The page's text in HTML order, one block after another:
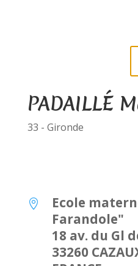
PADAILLÉ
33 - Gironde

Ecole
Farandole"
18 av. du Gl
33260